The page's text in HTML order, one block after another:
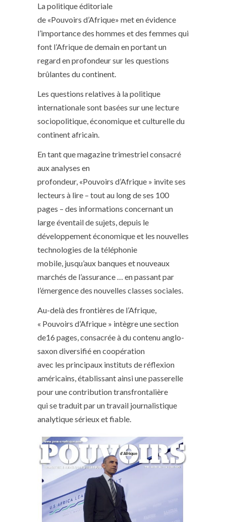
La politique éditoriale
de «Pouvoirs d’Afrique» met en évidence
l’importance des hommes et des femmes qui
font l’Afrique de demain en portant un
regard en profondeur sur les questions
brûlantes du continent.
Les questions relatives à la politique
internationale sont basées sur une lecture
sociopolitique, économique et culturelle du
continent africain.
En tant que magazine trimestriel consacré
aux analyses en
profondeur, «Pouvoirs d’Afrique » invite ses
lecteurs à lire – tout au long de ses 100
pages – des informations concernant un
large éventail de sujets, depuis le
développement économique et les nouvelles
technologies de la téléphonie
mobile, jusqu’aux banques et nouveaux
marchés de l’assurance … en passant par
l’émergence des nouvelles classes sociales.
Au-delà des frontières de l’Afrique,
« Pouvoirs d’Afrique » intègre une section
de16 pages, consacrée à du contenu anglo-
saxon diversifié en coopération
avec les principaux instituts de réflexion
américains, établissant ainsi une passerelle
pour une contribution transfrontalière
qui se traduit par un travail journalistique
analytique sérieux et fiable.